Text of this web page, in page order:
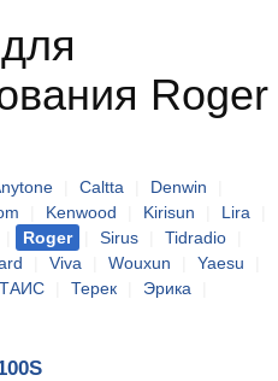
Roger
Caltta Denwin
Kenwood Kirisun Lira
Roger Sirus Tidradio
Viva Wouxun Yaesu
ТАИС Терек Эрика